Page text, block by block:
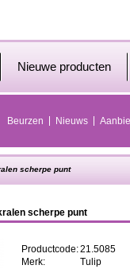
Nieuwe producten
Beurzen Nieuws
scherpe punt
scherpe punt
Productcode:21.5085
Merk:
Tulip